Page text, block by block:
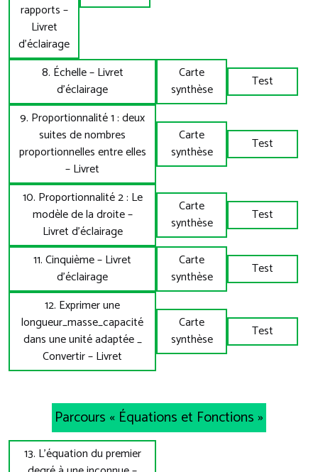
rapports –
Livret
d’éclairage
8. Échelle – Livret
d’éclairage
Carte
synthèse
Test
9. Proportionnalité 1 : deux
suites de nombres
proportionnelles entre elles
– Livret
Carte
synthèse
Test
10. Proportionnalité 2 : Le
modèle de la droite –
Livret d’éclairage
Carte
synthèse
Test
11. Cinquième – Livret
d’éclairage
Carte
synthèse
Test
12. Exprimer une
longueur_masse_capacité
dans une unité adaptée _
Convertir – Livret
Carte
synthèse
Test
Parcours « Équations et Fonctions »
13. L’équation du premier